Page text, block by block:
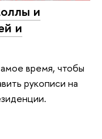
и
и
время, чтобы
рукописи на